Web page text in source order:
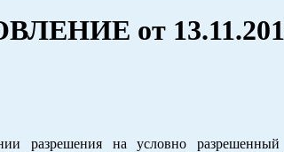
от
разрешения на условно